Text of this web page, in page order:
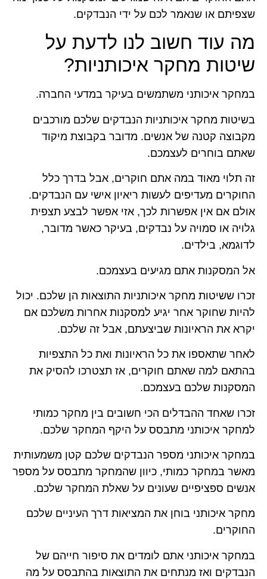
שצפיתם או שנאמר לכם על ידי הנבדקים.
מה עוד חשוב לנו לדעת על
שיטות מחקר איכותניות?
במחקר איכותני משתמשים בעיקר במדעי החברה.
בשיטות מחקר איכותניות הנבדקים שלכם מורכבים
מקבוצה קטנה של אנשים. מדובר בקבוצת מיקוד
שאתם בוחרים לעצמכם.
זה תלוי מאוד במה אתם חוקרים, אבל בדרך כלל
החוקרים מעדיפים לעשות ריאיון אישי עם הנבדקים.
אולם אם אין אפשרות לכך, אזי אפשר לבצע תצפית
גלויה או סמויה על נבדקים, בעיקר כאשר מדובר,
לדוגמא, בילדים.
אל המסקנות אתם מגיעים בעצמכם.
זכרו ששיטות מחקר איכותניות התוצאות הן שלכם. יכול
להיות שחוקר אחר יגיע למסקנות אחרות משלכם אם
יקרא את הראיונות שביצעתם, אבל זה שלכם.
לאחר שתאספו את כל הראיונות ואת כל התצפיות
בהתאם למה שאתם חוקרים, אז תצטרכו להסיק את
המסקנות שלכם בעצמכם.
זכרו שאחד ההבדלים הכי חשובים בין מחקר כמותי
למחקר איכותני מתבסס על היקף המחקר שלכם.
במחקר איכותני מספר הנבדקים שלכם קטן משמעותית
מאשר במחקר כמותי, כיוון שהמחקר מתבסס על מספר
אנשים ספציפיים שעונים על שאלת המחקר שלכם.
מחקר איכותני בוחן את המציאות דרך העיניים שלכם
החוקרים.
במחקר איכותני אתם לומדים את סיפור חייהם של
הנבדקים ואז מנתחים את התוצאות בהתבסס על מה